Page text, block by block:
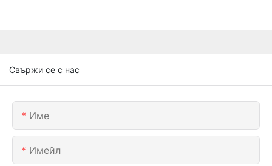
Свържи се с нас
Име
Имейл